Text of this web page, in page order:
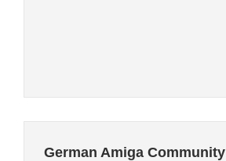
German Amiga Community